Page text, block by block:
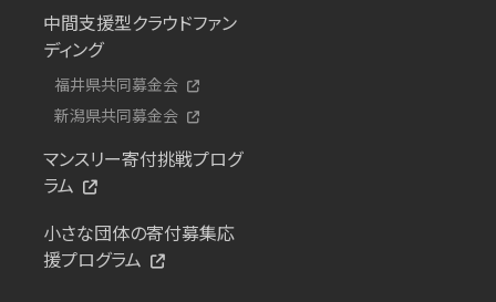
中間支援型クラウドファン
ディング
福井県共同募金会
新潟県共同募金会
マンスリー寄付挑戦プログ
ラム
小さな団体の寄付募集応
援プログラム